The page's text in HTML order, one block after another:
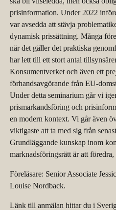
prisinformation. Under 2022
var avsedda att stävja
dynamisk prissättning. Många
när det gäller det praktiska
har lett till ett stort antal
Konsumentverket och även ett
förhandsavgörande från EU-
Under detta seminarium går vi
prismarkandsföring och
en modern kontext. Vi går även
viktigaste att ta med sig från
Grundläggande kunskap inom
marknadsföringsrätt är att
Föreläsare: Senior Associate
Louise Nordback.
Länk till anmälan hittar du i